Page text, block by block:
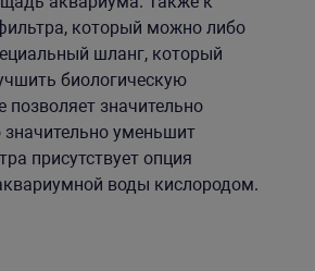
который можно либо
шланг, который
биологическую
значительно
уменьшит
присутствует опция
воды кислородом.